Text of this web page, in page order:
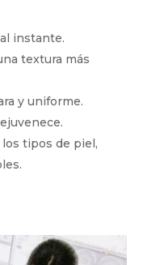
instante.
textura más
y uniforme.
los tipos de piel,